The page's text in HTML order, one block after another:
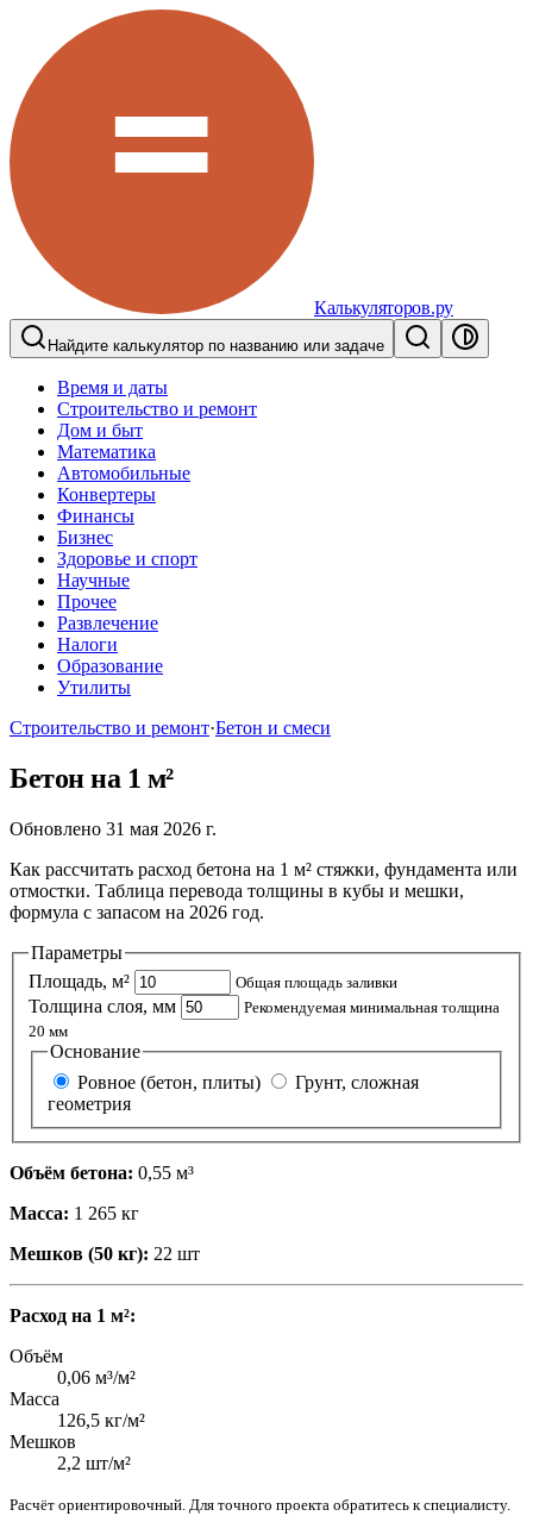
Калькуляторов.ру
Найдите калькулятор по названию или задаче
Время и даты
Строительство и ремонт
Дом и быт
Математика
Автомобильные
Конвертеры
Финансы
Бизнес
Здоровье и спорт
Научные
Прочее
Развлечение
Налоги
Образование
Утилиты
Строительство и ремонт·Бетон и смеси
Бетон на 1 м²
Обновлено 31 мая 2026 г.
Как рассчитать расход бетона на 1 м² стяжки, фундамента или
отмостки. Таблица перевода толщины в кубы и мешки,
формула с запасом на 2026 год.
Параметры
Площадь, м²
Общая площадь заливки
Толщина слоя, мм
Рекомендуемая минимальная толщина
20 мм
Основание
Ровное (бетон, плиты)
Грунт, сложная
геометрия
Объём бетона: 0,55 м³
Масса: 1 265 кг
Мешков (50 кг): 22 шт
Расход на 1 м²:
Объём
0,06 м³/м²
Масса
126,5 кг/м²
Мешков
2,2 шт/м²
Расчёт ориентировочный. Для точного проекта обратитесь к специалисту.